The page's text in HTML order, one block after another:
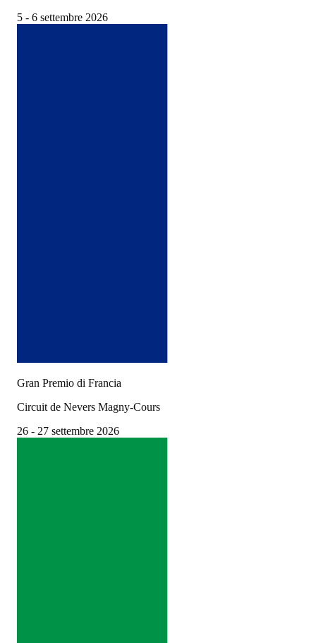
5 - 6 settembre 2026
Gran Premio di Francia
Circuit de Nevers Magny-Cours
26 - 27 settembre 2026